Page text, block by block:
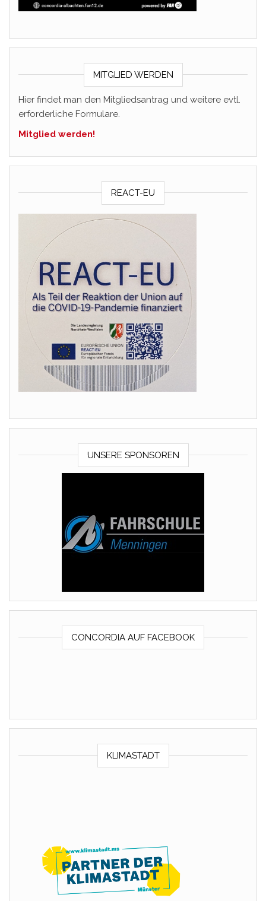
MITGLIED WERDEN
Hier findet man den Mitgliedsantrag und weitere evtl.
erforderliche Formulare.
Mitglied werden!
REACT-EU
UNSERE SPONSOREN
CONCORDIA AUF FACEBOOK
KLIMASTADT